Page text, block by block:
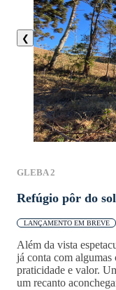
❮
GLEBA 2
Refúgio pôr do sol
LANÇAMENTO EM BREVE
Além da vista
já conta com algumas
praticidade e valor.
um recanto